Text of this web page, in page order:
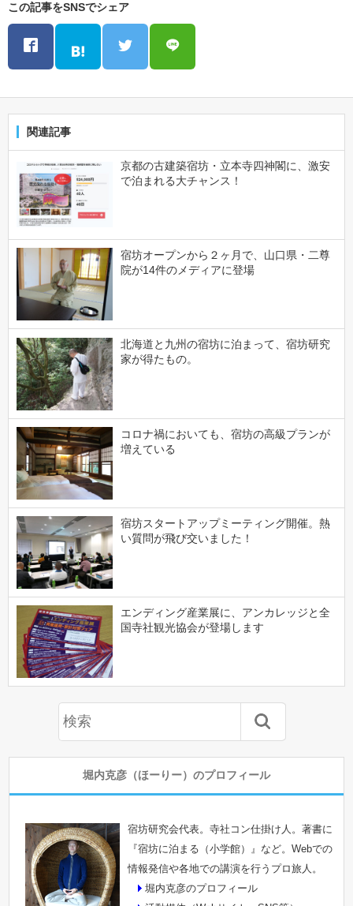
この記事をSNSでシェア
関連記事
京都の古建築宿坊・立本寺四神閣に、激安
で泊まれる大チャンス！
宿坊オープンから２ヶ月で、山口県・二尊
院が14件のメディアに登場
北海道と九州の宿坊に泊まって、宿坊研究
家が得たもの。
コロナ禍においても、宿坊の高級プランが
増えている
宿坊スタートアップミーティング開催。熱
い質問が飛び交いました！
エンディング産業展に、アンカレッジと全
国寺社観光協会が登場します
堀内克彦（ほーりー）のプロフィール
宿坊研究会代表。寺社コン仕掛け人。著書に
『宿坊に泊まる（小学館）』など。Webでの
情報発信や各地での講演を行うプロ旅人。
堀内克彦のプロフィール